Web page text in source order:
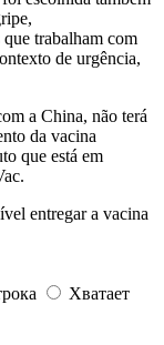
trabalham com
de urgência,
a China, não terá
da vacina
que está em
entregar a vacina
Хватает